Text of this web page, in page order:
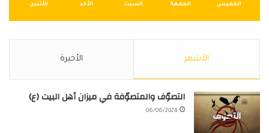
الخميس الجمعة السبت الأحد الأثنين
الأشهر الأخيرة
التصوّف والمتصوّفة في ميزان أهل البيت (ع)
06/06/2024